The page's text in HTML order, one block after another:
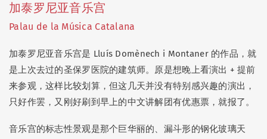
加泰罗尼亚音乐宫
Palau de la Música Catalana
加泰罗尼亚音乐宫是 Lluís Domènech i Montaner 的作品，就
是上次去过的圣保罗医院的建筑师。原是想晚上看演出 + 提前
来参观，这样比较划算，但这几天并没有特别感兴趣的演出，
只好作罢，又刚好刷到早上的中文讲解团有优惠票，就报了。
音乐宫的标志性景观是那个巨华丽的、漏斗形的钢化玻璃天